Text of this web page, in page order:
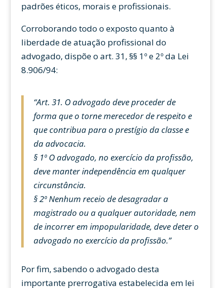
padrões éticos, morais e profissionais.
Corroborando todo o exposto quanto à
liberdade de atuação profissional do
advogado, dispõe o art. 31, §§ 1º e 2º da Lei
8.906/94:
“Art. 31. O advogado deve proceder de
forma que o torne merecedor de respeito e
que contribua para o prestígio da classe e
da advocacia.
§ 1º O advogado, no exercício da profissão,
deve manter independência em qualquer
circunstância.
§ 2º Nenhum receio de desagradar a
magistrado ou a qualquer autoridade, nem
de incorrer em impopularidade, deve deter o
advogado no exercício da profissão.”
Por fim, sabendo o advogado desta
importante prerrogativa estabelecida em lei